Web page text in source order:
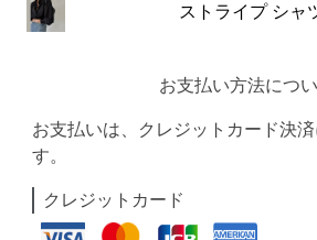
ストライプ シャ
お支払い方法につ
お支払いは、クレジットカード決
す。
クレジットカード